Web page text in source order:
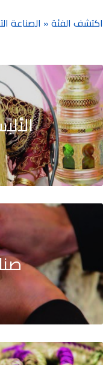
اكتشف الفئة « الصناعة